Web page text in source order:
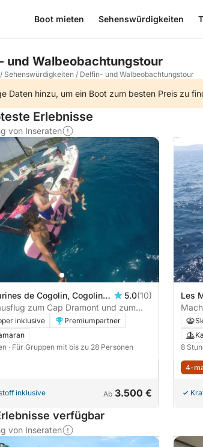
Boot mieten Sehenswürdigkeiten
und Walbeobachtungstour
/ Sehenswürdigkeiten / Delfin- und Walbeobachtungstour
Daten hinzu, um ein Boot zum besten Preis zu
Erlebnisse
von Inseraten
de Cogolin, Cogolin,
5.0(10)
zum Cap Dramont und zum
Massiv: die Goldene Insel
inklusive
Premiumpartner
· Für Gruppen mit bis zu 28 Personen
inklusive Ab 3.500 €
Les
8
4-
verfügbar
von Inseraten